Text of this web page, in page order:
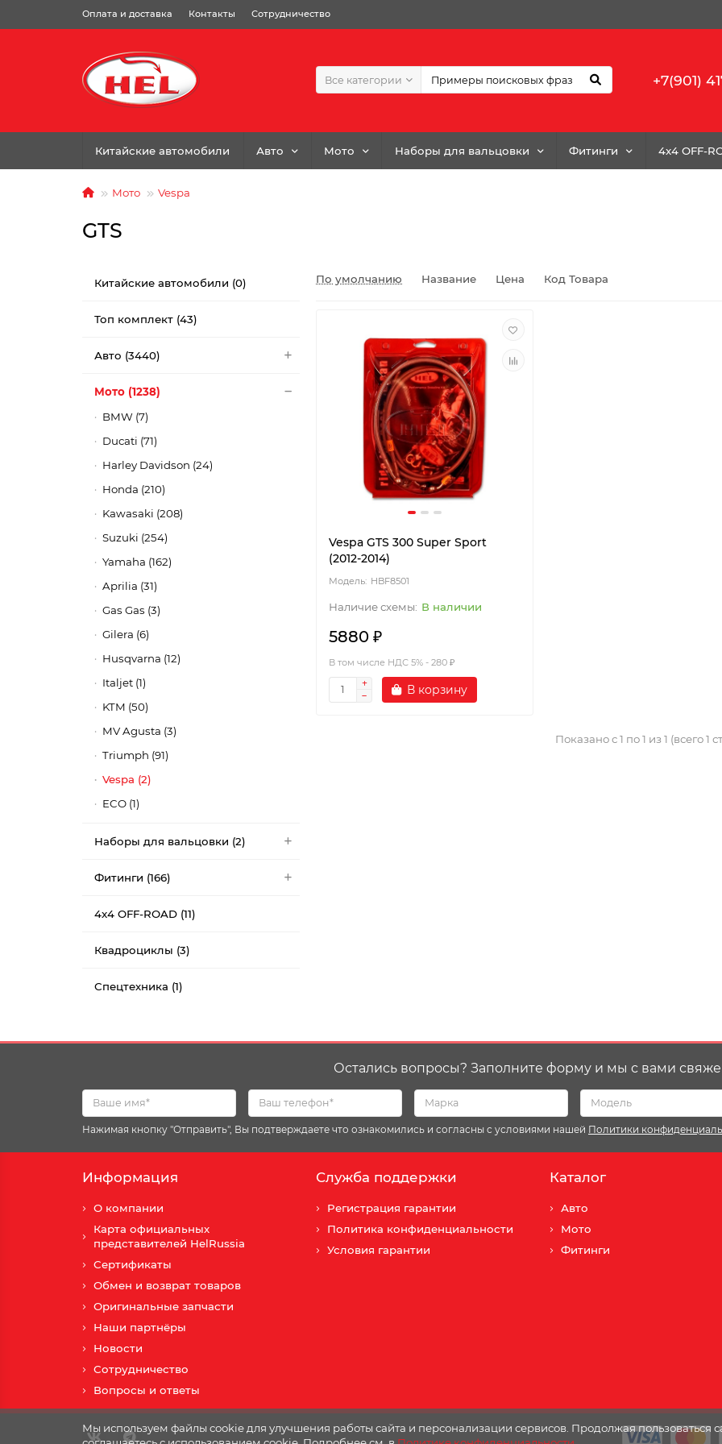
Оплата и доставка Контакты Сотрудничество
Все категории +7(901)
Китайские автомобили Авто Мото Наборы для вальцовки Фитинги 4x4 OFF-
Мото Vespa
GTS
Китайские автомобили (0)
Топ комплект (43)
Авто (3440)
Мото (1238)
BMW (7)
Ducati (71)
Harley Davidson (24)
Honda (210)
Kawasaki (208)
Suzuki (254)
Yamaha (162)
Aprilia (31)
Gas Gas (3)
Gilera (6)
Husqvarna (12)
Italjet (1)
KTM (50)
MV Agusta (3)
Triumph (91)
Vespa (2)
ECO (1)
Наборы для вальцовки (2)
Фитинги (166)
4x4 OFF-ROAD (11)
Квадроциклы (3)
Спецтехника (1)
По умолчанию Название Цена Код Товара
Vespa GTS 300 Super Sport
(2012-2014)
HBF8501
В наличии
5880 ₽
В том числе НДС 5% - 280 ₽
В корзину
Показано с 1 по 1 из 1 (всего 1
Мы используем файлы cookie для улучшения работы сайта и персонализации сервисов. Продолжая пользоваться
Остались вопросы? Заполните форму и мы с вами
Нажимая кнопку "Отправить", Вы подтверждаете что ознакомились и согласны с условиями нашей Политики
Информация
О компании
Карта официальных
представителей HelRussia
Сертификаты
Обмен и возврат товаров
Оригинальные запчасти
Наши партнёры
Новости
Сотрудничество
Вопросы и ответы
Служба поддержки
Регистрация гарантии
Политика конфиденциальности
Условия гарантии
Каталог
Авто
Мото
Фитинги